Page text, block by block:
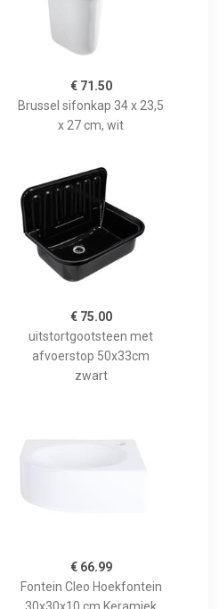
€ 71.50
Brussel sifonkap 34 x 23,5
x 27 cm, wit
€ 75.00
uitstortgootsteen met
afvoerstop 50x33cm
zwart
€ 66.99
Fontein Cleo Hoekfontein